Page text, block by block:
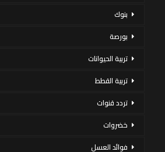
بنوك
بورصة
تربية الحيوانات
تربية القطط
تردد قنوات
خضروات
فوائد العسل